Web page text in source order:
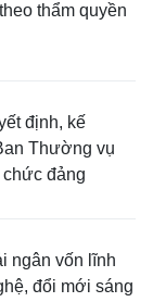
thẩm quyền
định, kế
Thường vụ
đảng
ngân vốn lĩnh
đổi mới sáng